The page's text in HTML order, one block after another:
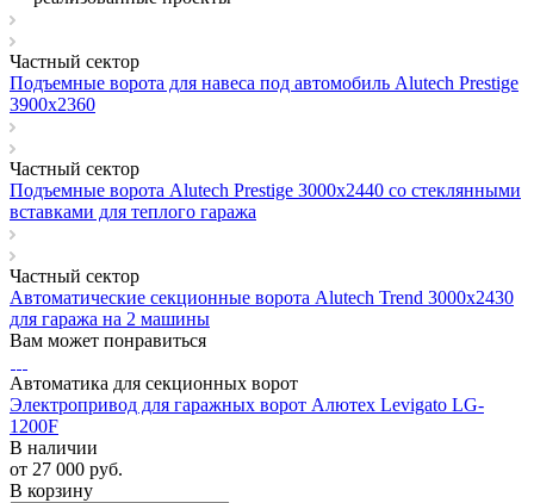
Частный сектор
Подъемные ворота для навеса под автомобиль Alutech Prestige
3900х2360
Частный сектор
Подъемные ворота Alutech Prestige 3000х2440 со стеклянными
вставками для теплого гаража
Частный сектор
Автоматические секционные ворота Alutech Trend 3000х2430
для гаража на 2 машины
Вам может понравиться
Автоматика для секционных ворот
Электропривод для гаражных ворот Алютех Levigato LG-
1200F
В наличии
от 27 000 руб.
В корзину